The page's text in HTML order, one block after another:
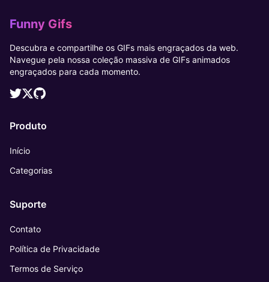
Funny Gifs
Descubra e compartilhe os GIFs mais engraçados da web.
Navegue pela nossa coleção massiva de GIFs animados
engraçados para cada momento.
Produto
Início
Categorias
Suporte
Contato
Política de Privacidade
Termos de Serviço